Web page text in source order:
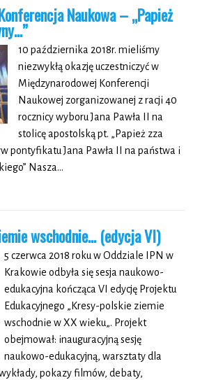
Naukowa – „Papież
10 października 2018r. mieliśmy
niezwykłą okazję uczestniczyć w
Międzynarodowej Konferencji
Naukowej zorganizowanej z racji 40
rocznicy wyboru Jana Pawła II na
stolicę apostolską pt. „Papież zza
pontyfikatu Jana Pawła II na państwa i
Nasza…
wschodnie… (edycja VI)
5 czerwca 2018 roku w Oddziale IPN w
Krakowie odbyła się sesja naukowo-
edukacyjna kończąca VI edycję Projektu
Edukacyjnego „Kresy-polskie ziemie
wschodnie w XX wieku„. Projekt
obejmował: inauguracyjną sesję
naukowo-edukacyjną, warsztaty dla
pokazy filmów, debaty,